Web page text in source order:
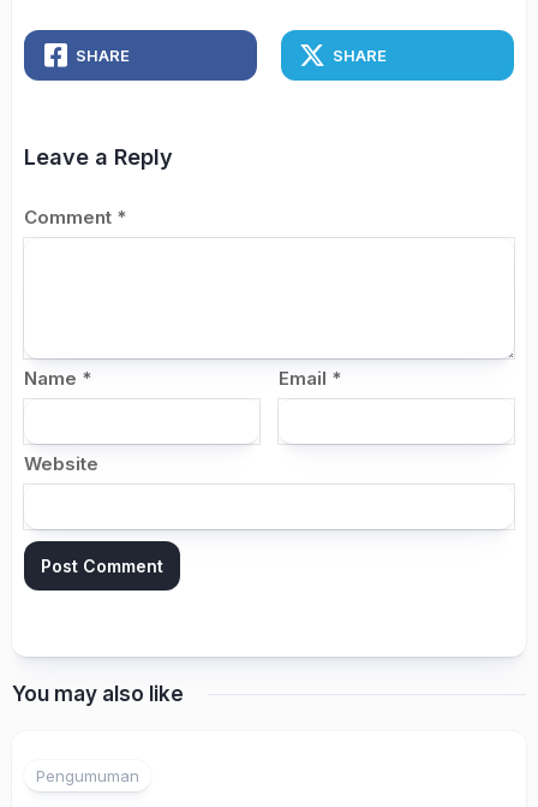
SHARE SHARE
Leave a Reply
Comment *
Name * Email *
Website
You may also like
Pengumuman